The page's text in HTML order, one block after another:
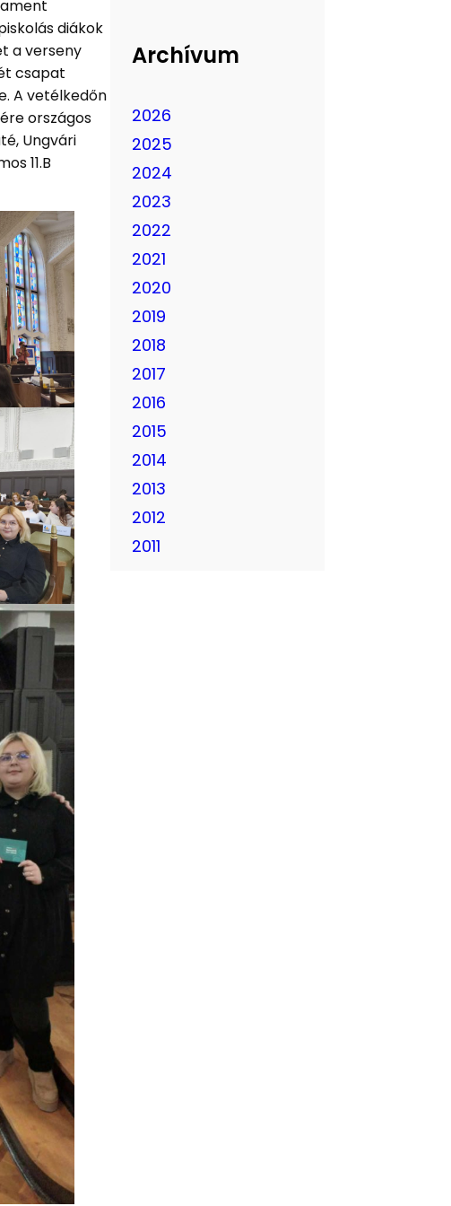
diákok
a verseny
csapat
A vetélkedőn
országos
Ungvári
11.B
Archívum
2026
2025
2024
2023
2022
2021
2020
2019
2018
2017
2016
2015
2014
2013
2012
2011